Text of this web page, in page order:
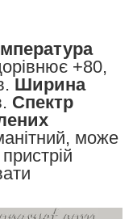
+80,
Ширина
Спектр
може